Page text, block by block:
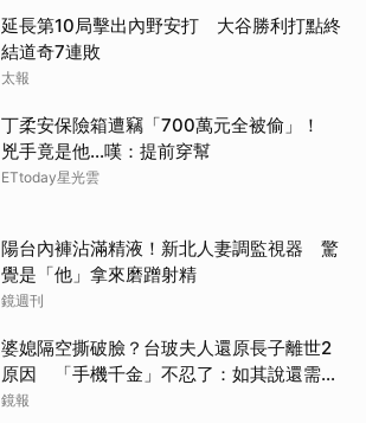
延長第10局擊出內野安打 大谷勝利打點終
結道奇7連敗
太報
丁柔安保險箱遭竊「700萬元全被偷」！
兇手竟是他...嘆：提前穿幫
ETtoday星光雲
陽台內褲沾滿精液！新北人妻調監視器 驚
覺是「他」拿來磨蹭射精
鏡週刊
婆媳隔空撕破臉？台玻夫人還原長子離世2
原因 「手機千金」不忍了：如其說還需要
離開嗎？
鏡報